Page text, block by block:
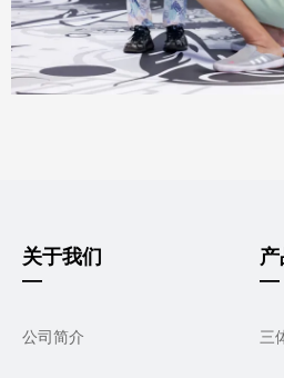
关于我们
—
公司简介
—
三